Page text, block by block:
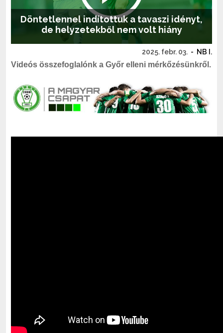
Döntetlennel indítottuk a tavaszi idényt,
de helyzetekből nem volt hiány
2025. febr. 03. - NB I.
Videós összefoglalónk a Győr elleni mérkőzésünkről.